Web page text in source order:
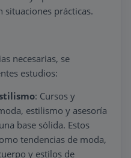
situaciones prácticas.
necesarias, se
estudios:
: Cursos y
estilismo y asesoría
base sólida. Estos
tendencias de moda,
y estilos de